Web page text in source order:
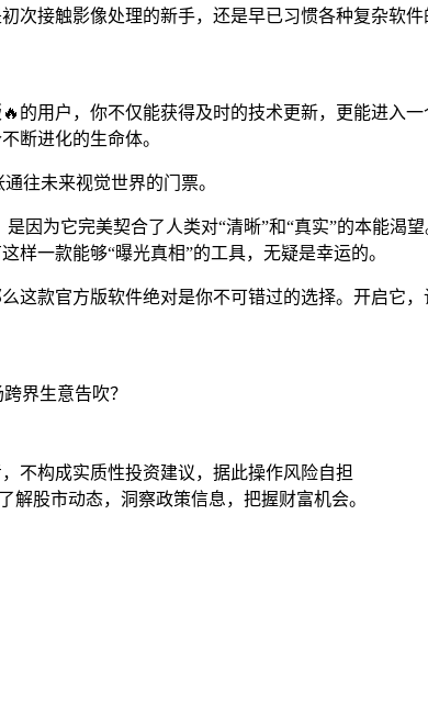
次接触影像处理的新手，还是早已习惯各种复杂软
的用户，你不仅能获得及时的技术更新，更能进入
断进化的生命体。
往未来视觉世界的门票。
因为它完美契合了人类对“清晰”和“真实”的本能
样一款能够“曝光真相”的工具，无疑是幸运的。
这款官方版软件绝对是你不可错过的选择。开启它
界生意告吹？
不构成实质性投资建议，据此操作风险自担
解股市动态，洞察政策信息，把握财富机会。